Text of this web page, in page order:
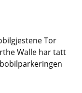
Tor
Walle har tatt